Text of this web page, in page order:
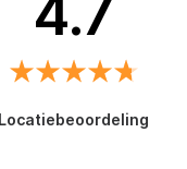
4.7
Locatiebeoordeling